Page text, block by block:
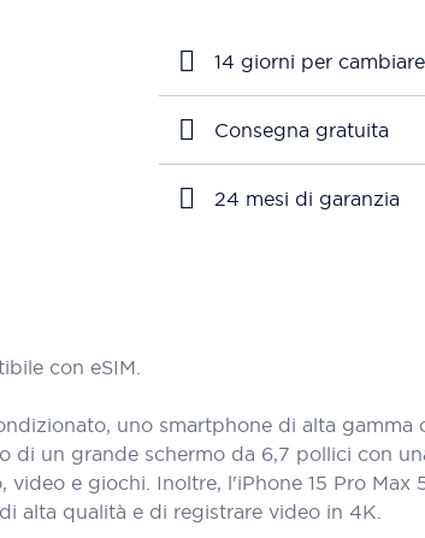
14 giorni per
Consegna gratuita
24 mesi di garanzia
con eSIM.
uno smartphone di alta
un grande schermo da 6,7 pollici con
e giochi. Inoltre, l'iPhone 15 Pro
alta qualità e di registrare video in 4K.